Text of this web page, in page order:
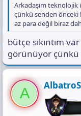
Arkadaşım teknolojik
çünkü senden önceki
az para değil biraz
bütçe sıkıntım
görünüyor çünkü
A AlbatroS